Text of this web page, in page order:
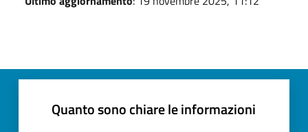
Quanto sono chiare le informazioni